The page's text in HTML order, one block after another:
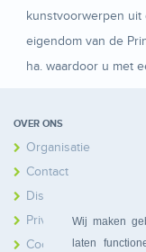
Wij maken
laten
kunstvoorwerpen uit
eigendom van de
ha. waardoor u met
OVER ONS
Organisatie
Contact
Disclaimer
Privacy
Cookies